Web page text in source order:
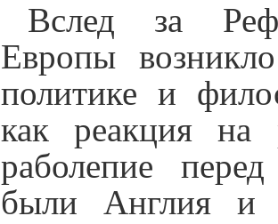
Вслед за
Европы
политике и
как реакция на
раболепие
были Англия и